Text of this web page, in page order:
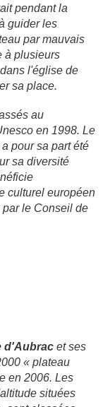
pendant la
guider les
par mauvais
à plusieurs
l'église de
sa place.
au
en 1998. Le
pour sa part été
sa diversité
culturel européen
le Conseil de
d'Aubrac et ses
« plateau
en 2006. Les
situées